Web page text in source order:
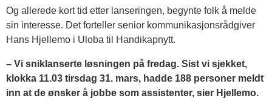
Og allerede kort tid etter lanseringen, begynte folk å melde
sin interesse. Det forteller senior kommunikasjonsrådgiver
Hans Hjellemo i Uloba til Handikapnytt.
– Vi sniklanserte løsningen på fredag. Sist vi sjekket,
klokka 11.03 tirsdag 31. mars, hadde 188 personer meldt
inn at de ønsker å jobbe som assistenter, sier Hjellemo.